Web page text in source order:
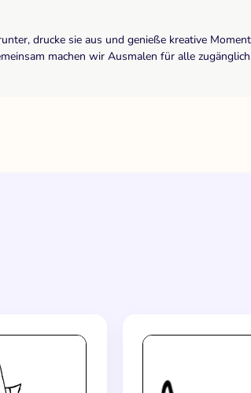
drucke sie aus und genieße kreative
machen wir Ausmalen für alle